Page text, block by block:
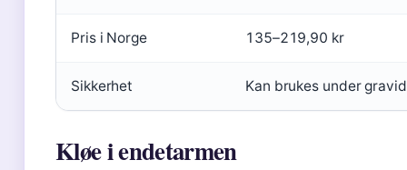
Pris i Norge 135–219,90 kr
Sikkerhet Kan brukes under
Kløe i endetarmen